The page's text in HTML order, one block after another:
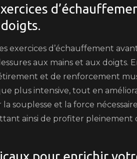
exercices d’échauffement
aux mains et aux doigts.
et de renforcement
plus intensive, tout en
souplesse et la force
ainsi de profiter pleinement